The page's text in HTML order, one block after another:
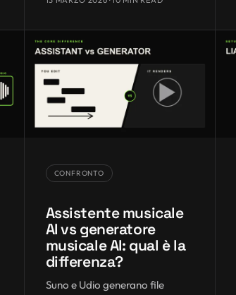
CONFRONTO
Assistente musicale
AI vs generatore
musicale AI: qual è la
differenza?
Suno e Udio generano file